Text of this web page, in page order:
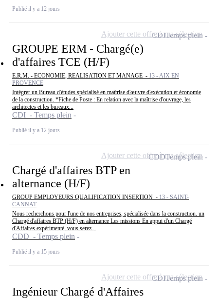
Publié il y a 12 jours
GROUPE ERM - Chargé(e)
d'affaires TCE (H/F)
E.R.M. - ECONOMIE, REALISATION ET MANAGE - 13 - AIX EN
PROVENCE
Intégrer un Bureau d'études spécialisé en maîtrise d'œuvre d'exécution et économie
de la construction. *Fiche de Poste : En relation avec la maîtrise d'ouvrage, les
architectes et les bureaux...
CDI - Temps plein
Publié il y a 12 jours
CDITemps plein
Ajouter cette offre à ma sélection
Chargé d'affaires BTP en
alternance (H/F)
GROUP EMPLOYEURS QUALIFICATION INSERTION - 13 - SAINT-
CANNAT
Nous recherchons pour l'une de nos entreprises, spécialisée dans la construction. un
Chargé d'affaires BTP (H/F) en alternance Les missions En appui d'un Chargé
d'Affaires expérimenté, vous serez...
CDD - Temps plein
Publié il y a 15 jours
CDDTemps plein
Ajouter cette offre à ma sélection
Ingénieur Chargé d'Affaires
CDITemps plein
Ajouter cette offre à ma sélection